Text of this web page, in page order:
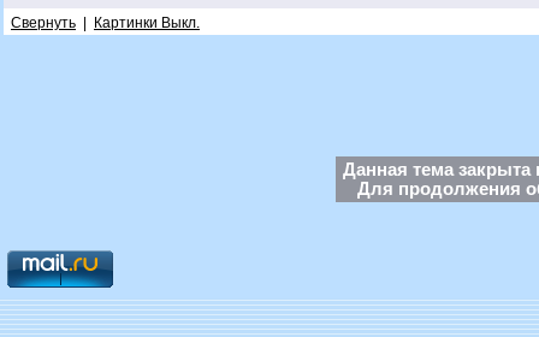
Свернуть Картинки Выкл.
Данная тема закрыта
Для продолжения